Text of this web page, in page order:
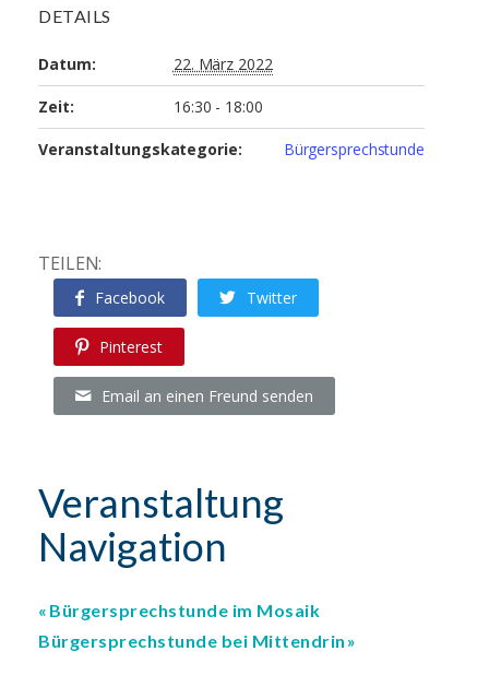
DETAILS
Datum: 22. März 2022
Zeit: 16:30 - 18:00
Veranstaltungskategorie: Bürgersprechstunde
TEILEN:
Facebook Twitter
Pinterest
Email an einen Freund senden
Veranstaltung
Navigation
Bürgersprechstunde im Mosaik
Bürgersprechstunde bei Mittendrin